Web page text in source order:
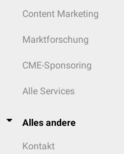
Content Marketing
Marktforschung
CME-Sponsoring
Alle Services
Alles andere
Kontakt